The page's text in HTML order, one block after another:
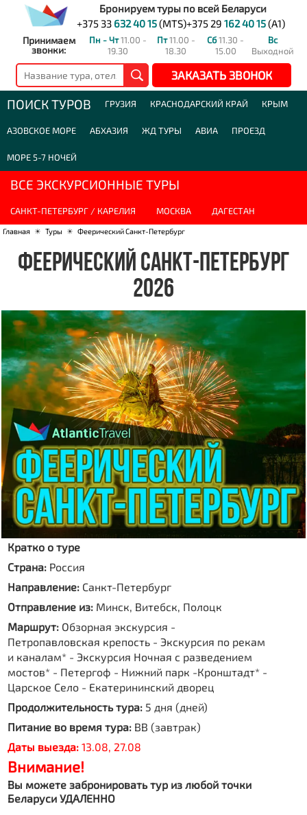
Бронируем туры по всей Беларуси
+375 33 632 40 15(MTS)+375 29 162 40 15(A1)
Принимаем
звонки:
Пн - Чт11.00 -
19.30
Пт11.00 -
18.30
Сб11.30 -
15.00
Вс
Выходной
ЗАКАЗАТЬ ЗВОНОК
ПОИСК ТУРОВ ГРУЗИЯ КРАСНОДАРСКИЙ КРАЙ КРЫМ
АЗОВСКОЕ МОРЕ АБХАЗИЯ ЖД ТУРЫ АВИА ПРОЕЗД
МОРЕ 5-7 НОЧЕЙ
ВСЕ ЭКСКУРСИОННЫЕ ТУРЫ
САНКТ-ПЕТЕРБУРГ / КАРЕЛИЯ МОСКВА ДАГЕСТАН
Главная ☀ Туры ☀ Феерический Санкт-Петербург
ФЕЕРИЧЕСКИЙ САНКТ-ПЕТЕРБУРГ
2026
Кратко о туре
Страна: Россия
Направление: Санкт-Петербург
Отправление из: Минск, Витебск, Полоцк
Маршрут: Обзорная экскурсия -
Петропавловская крепость - Экскурсия по рекам
и каналам* - Экскурсия Ночная с разведением
мостов* - Петергоф - Нижний парк -Кронштадт* -
Царское Село - Екатерининский дворец
Продолжительность тура: 5 дня (дней)
Питание во время тура: BB (завтрак)
Даты выезда:13.08, 27.08
Внимание!
Вы можете забронировать тур из любой точки
Беларуси УДАЛЕННО